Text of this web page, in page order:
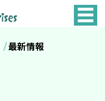
最新情報